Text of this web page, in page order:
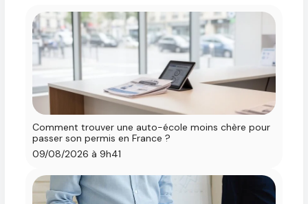
Comment trouver une auto-école moins chère pour
passer son permis en France ?
09/08/2026 à 9h41